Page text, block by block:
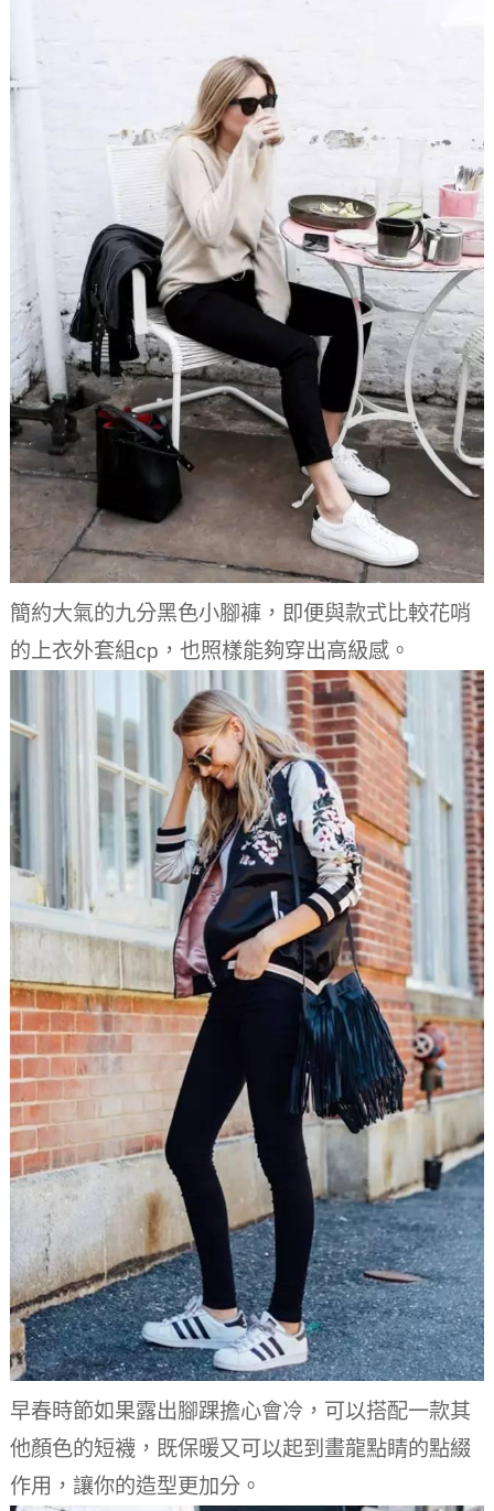
簡約大氣的九分黑色小腳褲，即便與款式比較花哨
的上衣外套組cp，也照樣能夠穿出高級感。
早春時節如果露出腳踝擔心會冷，可以搭配一款其
他顏色的短襪，既保暖又可以起到畫龍點睛的點綴
作用，讓你的造型更加分。